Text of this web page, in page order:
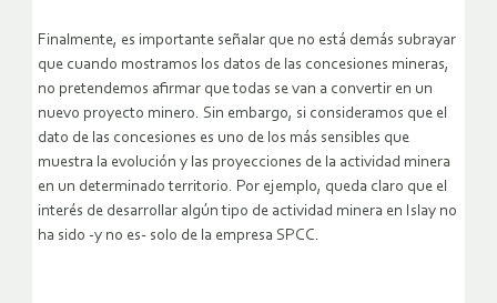
Finalmente, es importante señalar que no está demás subrayar
que cuando mostramos los datos de las concesiones mineras,
no pretendemos afirmar que todas se van a convertir en un
nuevo proyecto minero. Sin embargo, si consideramos que el
dato de las concesiones es uno de los más sensibles que
muestra la evolución y las proyecciones de la actividad minera
en un determinado territorio. Por ejemplo, queda claro que el
interés de desarrollar algún tipo de actividad minera en Islay no
ha sido -y no es- solo de la empresa SPCC.